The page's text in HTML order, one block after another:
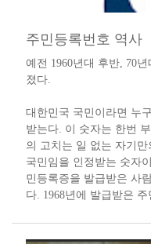
주민등록번호 역사
예전 1960년대 후반, 70
졌다.
대한민국 국민이라면 누
받는다. 이 숫자는 한번
의 고치는 일 없는 자기
국민임을 인정받는 숫자
민등록증을 발급받은 사
다. 1968년에 발급받은